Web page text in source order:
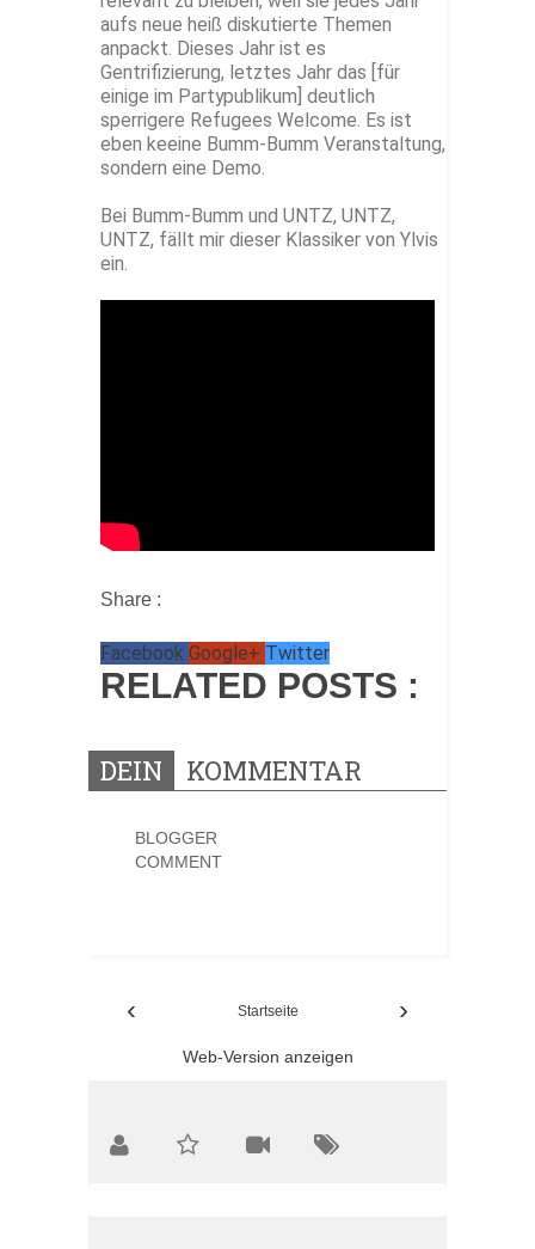
aufs neue heiß diskutierte Themen
anpackt. Dieses Jahr ist es
Gentrifizierung, letztes Jahr das [für
einige im Partypublikum] deutlich
sperrigere Refugees Welcome. Es ist
eben keeine Bumm-Bumm Veranstaltung,
sondern eine Demo.
Bei Bumm-Bumm und UNTZ, UNTZ,
UNTZ, fällt mir dieser Klassiker von Ylvis
ein.
Share :
Facebook Google+ Twitter
RELATED POSTS :
DEIN KOMMENTAR
BLOGGER
COMMENT
‹ ›
Startseite
Web-Version anzeigen